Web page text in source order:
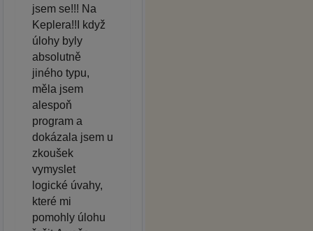
jsem se!!! Na
Keplera!!I když
úlohy byly
absolutně
jiného typu,
měla jsem
alespoň
program a
dokázala jsem u
zkoušek
vymyslet
logické úvahy,
které mi
pomohly úlohu